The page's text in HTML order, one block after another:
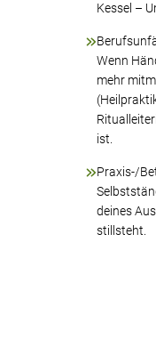
Kessel –
Wenn
mehr
ist.
Praxis-/
deines
stillsteht.